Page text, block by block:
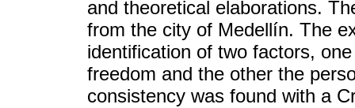
and theoretical elaborations.
from the city of Medellín. The
identification of two factors,
freedom and the other the
consistency was found with a